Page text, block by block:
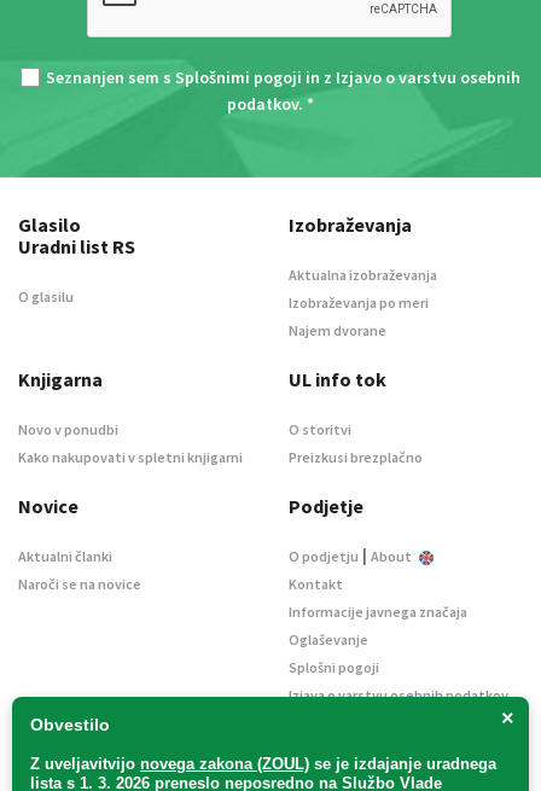
Seznanjen sem s Splošnimi pogoji in z Izjavo o varstvu osebnih
podatkov. *
×
Obvestilo
Z uveljavitvijo novega zakona (ZOUL) se je izdajanje uradnega
lista s 1. 3. 2026 preneslo neposredno na Službo Vlade
Glasilo
Uradni list RS
O glasilu
Izobraževanja
Aktualna izobraževanja
Izobraževanja po meri
Najem dvorane
Knjigarna
Novo v ponudbi
Kako nakupovati v spletni knjigarni
UL info tok
O storitvi
Preizkusi brezplačno
Novice
Aktualni članki
Naroči se na novice
Podjetje
O podjetju | About
Kontakt
Informacije javnega značaja
Oglaševanje
Splošni pogoji
Izjava o varstvu osebnih podatkov